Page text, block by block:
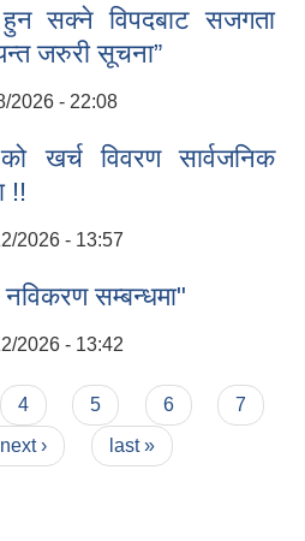
हुन सक्ने विपदबाट सजगता
जरुरी सूचना”
2026 - 22:08
अत्यन्त जरुरी सूचना”
खर्च विवरण सार्वजनिक
!!
2026 - 13:57
सूचना !!
नविकरण सम्बन्धमा"
2026 - 13:42
4 5 6
7
next › last »